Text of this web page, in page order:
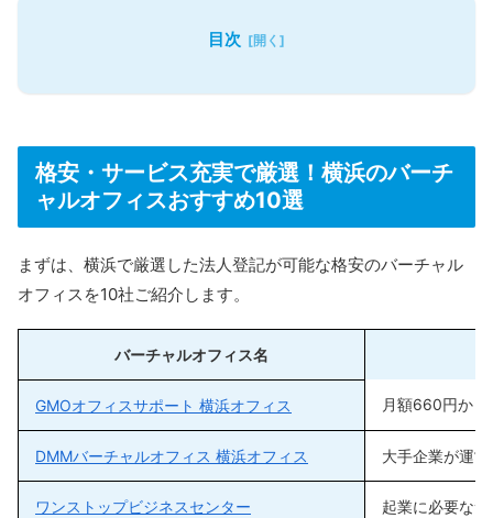
目次
格安・サービス充実で厳選！横浜のバーチ
ャルオフィスおすすめ10選
まずは、横浜で厳選した法人登記が可能な格安のバーチャル
オフィスを10社ご紹介します。
バーチャルオフィス名
GMOオフィスサポート 横浜オフィス 月額660円から
DMMバーチャルオフィス 横浜オフィス 大手企業が運
ワンストップビジネスセンター 起業に必要な